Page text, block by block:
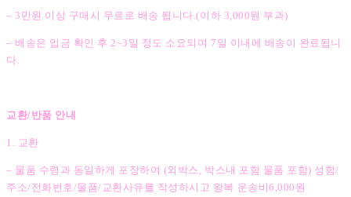
– 3만원 이상 구매시 무료로 배송 됩니다.(이하 3,000원 부과)
– 배송은 입금 확인 후 2~3일 정도 소요되며 7일 이내에 배송이 완료됩니
다.
교환/반품 안내
1. 교환
– 물품 수령과 동일하게 포장하여 (외박스, 박스내 포함 물품 포함) 성함/
주소/전화번호/물품/교환사유를 작성하시고 왕복 운송비6,000원